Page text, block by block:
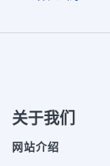
关于我们
网站介绍